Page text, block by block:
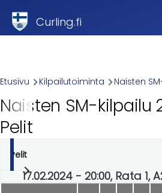
Curling.fi
Breadcrumb
Etusivu Kilpailutoiminta Naisten
Naisten SM-kilpailu
Pelit
Ensisijaiset
välilehdet
Pelit
17.02.2024 - 20:00, Rata 1,